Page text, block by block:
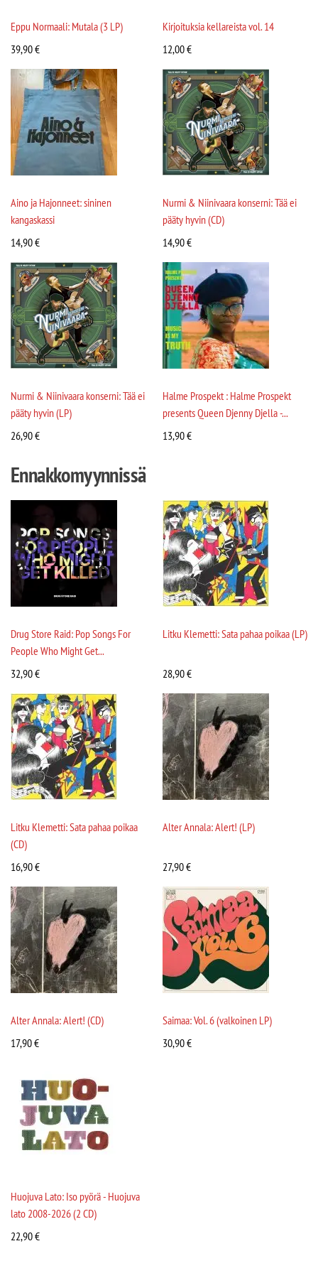
Eppu Normaali: Mutala (3 LP)
39,90€
Kirjoituksia kellareista vol. 14
12,00€
Aino ja Hajonneet: sininen
kangaskassi
14,90€
Nurmi & Niinivaara konserni: Tää ei
pääty hyvin (CD)
14,90€
Nurmi & Niinivaara konserni: Tää ei
pääty hyvin (LP)
26,90€
Halme Prospekt : Halme Prospekt
presents Queen Djenny Djella -...
13,90€
Ennakkomyynnissä
Drug Store Raid: Pop Songs For
People Who Might Get...
32,90€
Litku Klemetti: Sata pahaa poikaa (LP)
28,90€
Litku Klemetti: Sata pahaa poikaa
(CD)
16,90€
Alter Annala: Alert! (LP)
27,90€
Alter Annala: Alert! (CD)
17,90€
Saimaa: Vol. 6 (valkoinen LP)
30,90€
Huojuva Lato: Iso pyörä - Huojuva
lato 2008-2026 (2 CD)
22,90€